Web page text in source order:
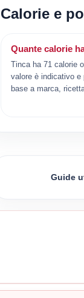
Calorie e
Quante calorie
Tinca ha 71 calorie
valore è indicativo e
base a marca,
Guide